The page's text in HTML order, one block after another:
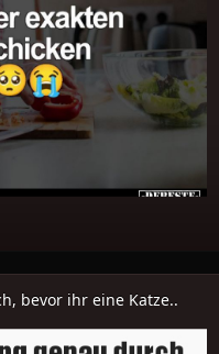
bevor ihr eine Katze..